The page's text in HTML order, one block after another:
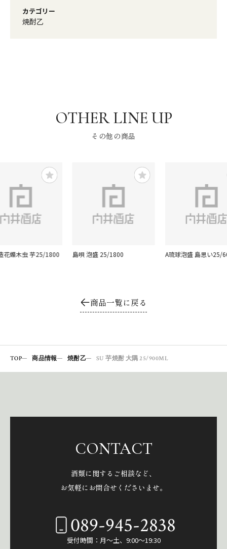
カテゴリー
焼酎乙
その他の商品
花蝶木虫 芋25/1800 島唄 泡盛 25/1800 A琉球泡盛 島思い25/
商品一覧に戻る
TOP 商品情報 焼酎乙 SU 芋焼酎 大隅 25/900ML
CONTACT
酒類に関するご相談など、
お気軽にお問合せくださいませ。
089-945-2838
受付時間：月～土、9:00～19:30